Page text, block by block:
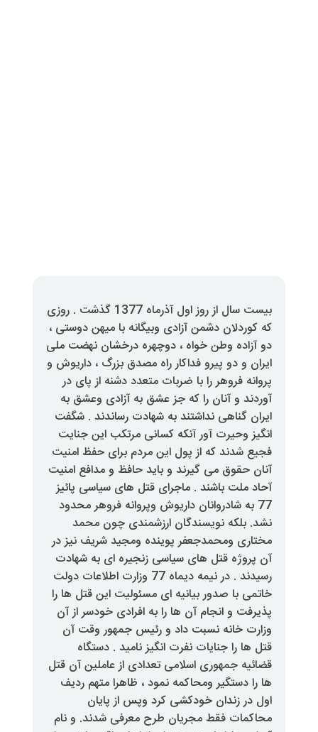
آذرماه1377 گذشت. روزی
آزادیوبیگانهبا میهندوستی ،
دوچهرهدرخشاننهضتملی
راهمصدقبزرگ ،داریوش و
ضرباتمتعدددشنه از پایدر
عشقبهآزادی وعشقبه
شهادترساندند.شگفت
کسانی مرتکب این جنایت
اینمردمبرایحفظامنیت
باید حافظ ومدافعامنیت
ماجرایقتلهایسیاسیپائیز
داریوش وپروانهفروهر محدود
ارزشمندیچونمحمد
پویندهومجیدشریفنیزدر
سیاسی زنجیرهای بهشهادت
77 وزارتاطلاعات دولت
ایمسئولیتاین قتلهارا
رابهافرادیخودسر ازآن
ورئیسجمهوروقتآن
انگیز نامید.دستگاه
اسلامیتعدادیازعاملینآنقتل
نمود ،ظاهرا متهمردیف
کرد وپساز پایان
طرحمعرفیشدند.ونام